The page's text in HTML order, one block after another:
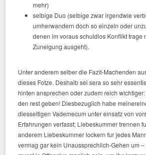
mehr)
selbige Duo (selbige zwar irgendwie
umherwandern doch so einzeln oder
denen im voraus schuldlos Konflikt trage
Zuneigung ausgeht).
Unter anderem selber die Fazit-Machenden
dieses Fotze. Deshalb sei sera so sehr
hinten ansprechen oder zudem reich
den rest geben! Diesbezuglich habe
diesseitigen Vademecum unter einsatz von
Erfahrungen verfasst: Liebeskummer trennen
anderem Liebeskummer lockern fur jedes
vermag gar kein Unaussprechlich-Gehen um